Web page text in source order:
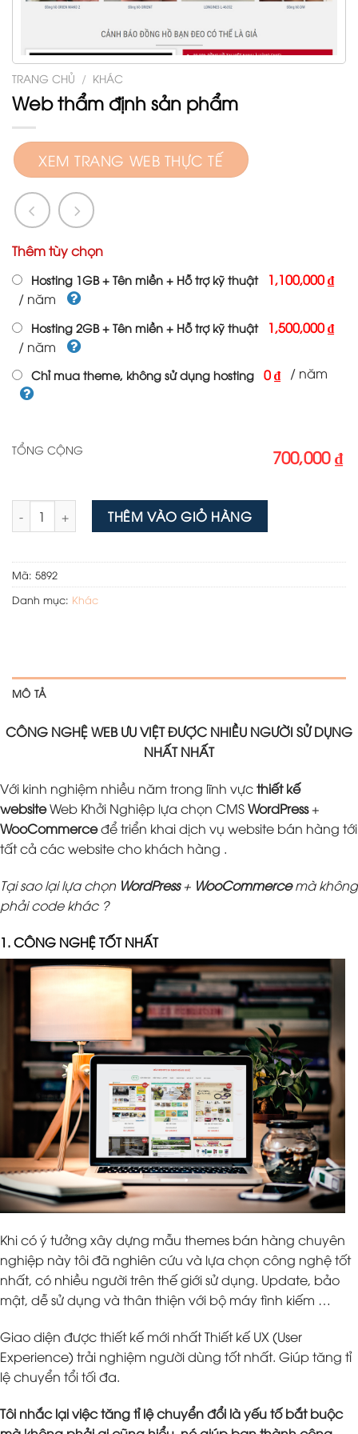
TRANG CHỦ / KHÁC
Web thẩm định sản phẩm
XEM TRANG WEB THỰC TẾ
Thêm tùy chọn
Hosting 1GB + Tên miền + Hỗ trợ kỹ thuật
1,100,000 ₫
/ năm
Hosting 2GB + Tên miền + Hỗ trợ kỹ thuật
1,500,000 ₫
/ năm
Chỉ mua theme, không sử dụng hosting 0 ₫ / năm
TỔNG CỘNG 700,000 ₫
Web thẩm định sản phẩm số lượng
THÊM VÀO GIỎ HÀNG
Mã: 5892
Danh mục: Khác
MÔ TẢ
CÔNG NGHỆ WEB ƯU VIỆT ĐƯỢC NHIỀU NGƯỜI SỬ DỤNG
NHẤT NHẤT
Với kinh nghiệm nhiều năm trong lĩnh vựcthiết kế
websiteWeb Khởi Nghiệp lựa chọn CMSWordPress+
WooCommerceđể triển khai dịch vụ website bán hàng tới
tất cả các website cho khách hàng .
Tại sao lại lựa chọn WordPress+ WooCommercemà không
phải code khác ?
1. CÔNG NGHỆ TỐT NHẤT
Khi có ý tưởng xây dựng mẫu themes bán hàng chuyên
nghiệp này tôi đã nghiên cứu và lựa chọn công nghệ tốt
nhất, có nhiều người trên thế giới sử dụng. Update, bảo
mật, dễ sử dụng và thân thiện với bộ máy tình kiếm …
Giao diện được thiết kế mới nhất Thiết kế UX (User
Experience) trải nghiệm người dùng tốt nhất. Giúp tăng tỉ
lệ chuyển tổi tối đa.
Tôi nhắc lại việc tăng tỉ lệ chuyển đổi là yếu tố bắt buộc